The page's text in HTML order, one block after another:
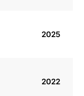
2025
2022